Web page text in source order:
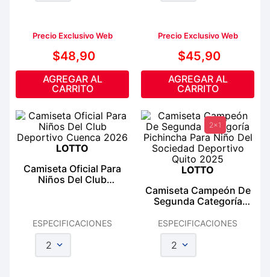
Precio Exclusivo Web
$48,90
AGREGAR AL
CARRITO
Precio Exclusivo Web
$45,90
AGREGAR AL
CARRITO
LOTTO
Camiseta Oficial Para
Niños Del Club
ESPECIFICACIONES
2
2x1
LOTTO
Camiseta Campeón De
Segunda Categoría
Sociedad Deportivo
Quito 2025
ESPECIFICACIONES
2